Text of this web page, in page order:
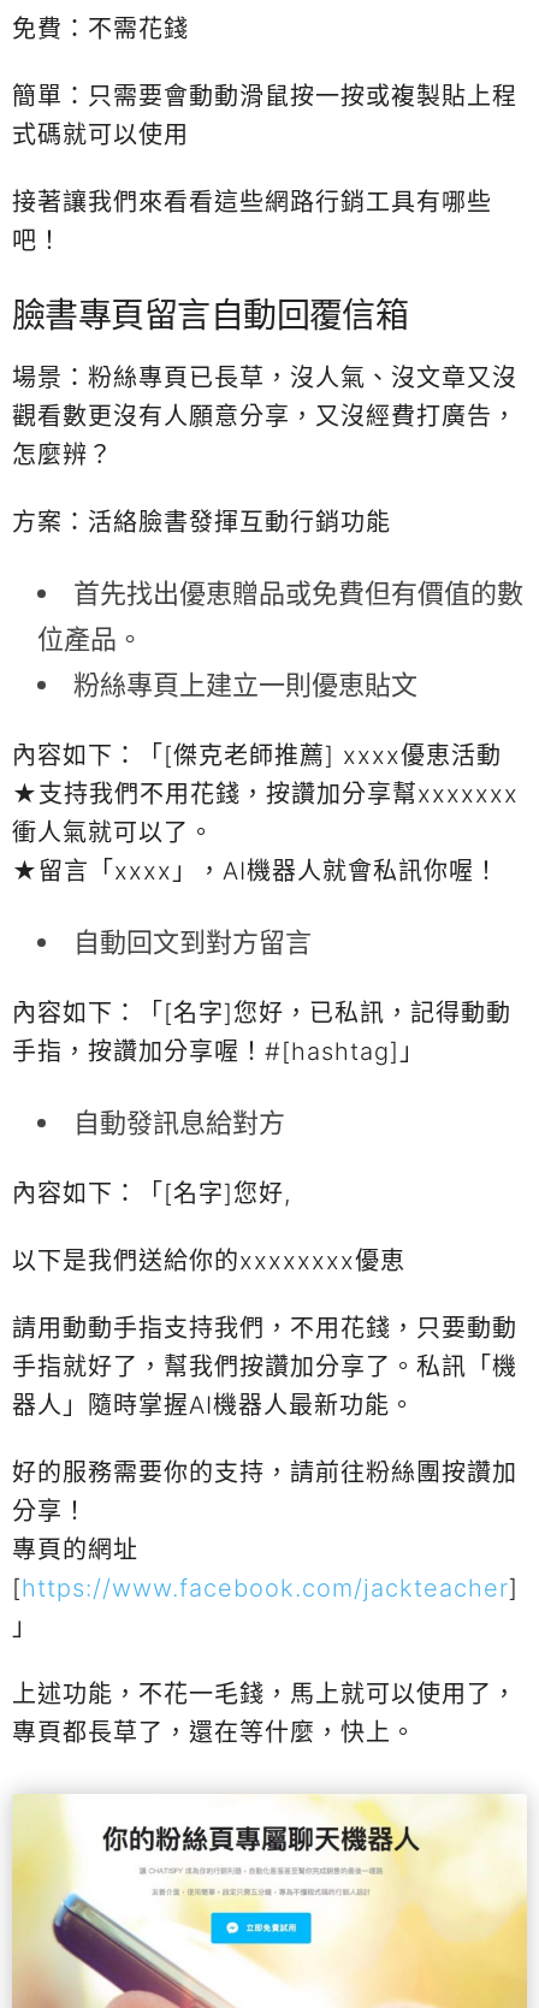
免費：不需花錢
簡單：只需要會動動滑鼠按一按或複製貼上程
式碼就可以使用
接著讓我們來看看這些網路行銷工具有哪些
吧！
臉書專頁留言自動回覆信箱
場景：粉絲專頁已長草，沒人氣、沒文章又沒
觀看數更沒有人願意分享，又沒經費打廣告，
怎麼辨？
方案：活絡臉書發揮互動行銷功能
首先找出優恵贈品或免費但有價值的數
位產品。
粉絲專頁上建立一則優恵貼文
內容如下：「[傑克老師推薦] xxxx優恵活動
★支持我們不用花錢，按讚加分享幫xxxxxxx
衝人氣就可以了。
★留言「xxxx」，AI機器人就會私訊你喔！
自動回文到對方留言
內容如下：「[名字]您好，已私訊，記得動動
手指，按讚加分享喔！#[hashtag]」
自動發訊息給對方
內容如下：「[名字]您好,
以下是我們送給你的xxxxxxxx優恵
請用動動手指支持我們，不用花錢，只要動動
手指就好了，幫我們按讚加分享了。私訊「機
器人」隨時掌握AI機器人最新功能。
好的服務需要你的支持，請前往粉絲團按讚加
分享！
專頁的網址
[https://www.facebook.com/jackteacher]
」
上述功能，不花一毛錢，馬上就可以使用了，
專頁都長草了，還在等什麼，快上。